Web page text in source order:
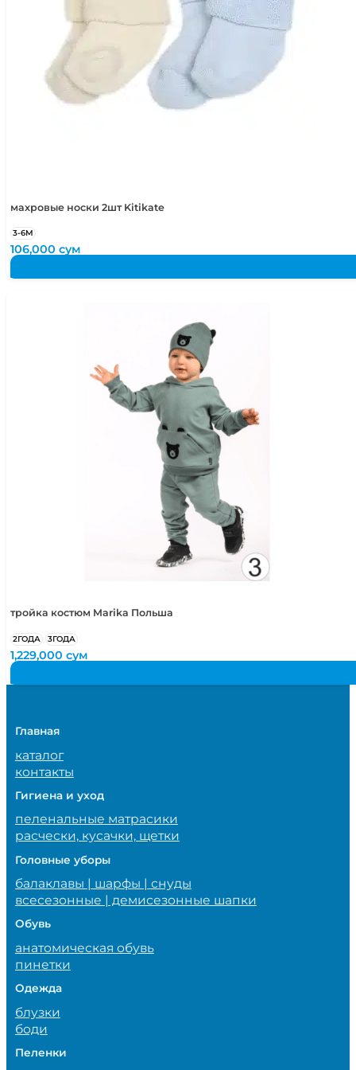
махровые носки 2шт Kitikate
3-6М
106,000сум
тройка костюм Marika Польша
2ГОДА 3ГОДА
1,229,000сум
Главная
каталог
контакты
Гигиена и уход
пеленальные матрасики
расчески, кусачки, щетки
Головные уборы
балаклавы | шарфы | снуды
всесезонные | демисезонные шапки
Обувь
анатомическая обувь
пинетки
Одежда
блузки
боди
Пеленки